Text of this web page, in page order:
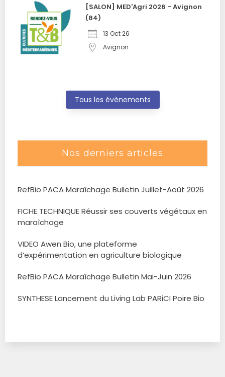
[SALON] MED'Agri 2026 - Avignon
(84)
13 Oct 26
Avignon
Tous les évènements
Nos derniers articles
RefBio PACA Maraîchage Bulletin Juillet-Août 2026
FICHE TECHNIQUE Réussir ses couverts végétaux en
maraîchage
VIDEO Awen Bio, une plateforme
d’expérimentation en agriculture biologique
RefBio PACA Maraîchage Bulletin Mai-Juin 2026
SYNTHESE Lancement du Living Lab PARiCI Poire Bio